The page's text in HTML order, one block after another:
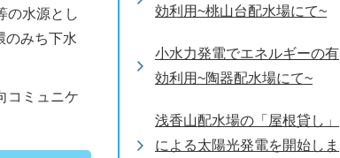
の水源とし
のみち下水
コミュニケ
効利用~桃山台配水場にて~
小水力発電でエネルギーの有
効利用~陶器配水場にて~
浅香山配水場の「屋根貸し」
による太陽光発電を開始しま